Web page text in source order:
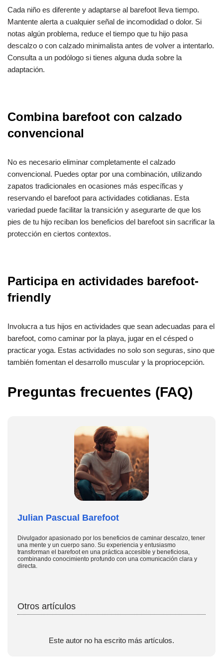
Cada niño es diferente y adaptarse al barefoot lleva tiempo.
Mantente alerta a cualquier señal de incomodidad o dolor. Si
notas algún problema, reduce el tiempo que tu hijo pasa
descalzo o con calzado minimalista antes de volver a intentarlo.
Consulta a un podólogo si tienes alguna duda sobre la
adaptación.
Combina barefoot con calzado
convencional
No es necesario eliminar completamente el calzado
convencional. Puedes optar por una combinación, utilizando
zapatos tradicionales en ocasiones más específicas y
reservando el barefoot para actividades cotidianas. Esta
variedad puede facilitar la transición y asegurarte de que los
pies de tu hijo reciban los beneficios del barefoot sin sacrificar la
protección en ciertos contextos.
Participa en actividades barefoot-
friendly
Involucra a tus hijos en actividades que sean adecuadas para el
barefoot, como caminar por la playa, jugar en el césped o
practicar yoga. Estas actividades no solo son seguras, sino que
también fomentan el desarrollo muscular y la propriocepción.
Preguntas frecuentes (FAQ)
Julian Pascual Barefoot
Divulgador apasionado por los beneficios de caminar descalzo, tener
una mente y un cuerpo sano. Su experiencia y entusiasmo
transforman el barefoot en una práctica accesible y beneficiosa,
combinando conocimiento profundo con una comunicación clara y
directa.
Otros artículos
Este autor no ha escrito más artículos.